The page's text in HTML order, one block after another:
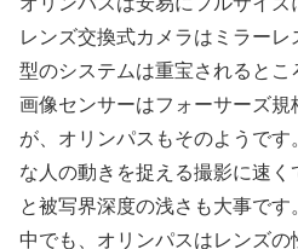
レンズ交換式カメラはミラー
型のシステムは重宝されると
画像センサーはフォーサーズ
が、オリンパスもそのようです
な人の動きを捉える撮影に速
と被写界深度の浅さも大事です
中でも、オリンパスはレンズ